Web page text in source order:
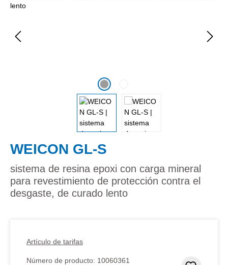
WEICON GL-S
sistema de resina epoxi con carga mineral
para revestimiento de protección contra el
desgaste, de curado lento
Artículo de tarifas
Número de producto: 10060361